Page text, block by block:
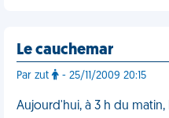
Le cauchemar
Par zut - 25/11/2009 20:15
Aujourd'hui, à 3 h du